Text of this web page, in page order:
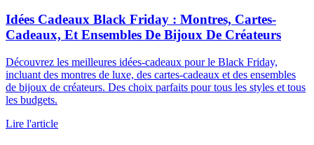
Idées Cadeaux Black Friday : Montres, Cartes-
Cadeaux, Et Ensembles De Bijoux De Créateurs
Découvrez les meilleures idées-cadeaux pour le Black Friday,
incluant des montres de luxe, des cartes-cadeaux et des ensembles
de bijoux de créateurs. Des choix parfaits pour tous les styles et tous
les budgets.
Lire l'article